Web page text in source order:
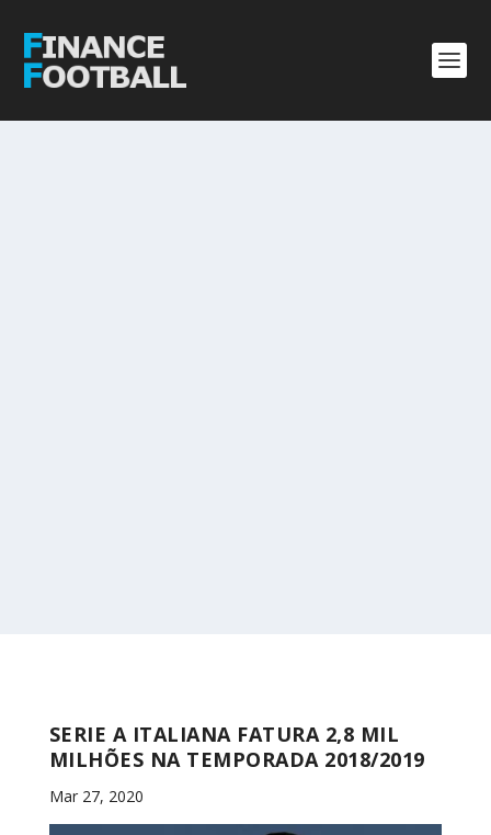
SERIE A ITALIANA FATURA 2,8 MIL
MILHÕES NA TEMPORADA 2018/2019
Mar 27, 2020